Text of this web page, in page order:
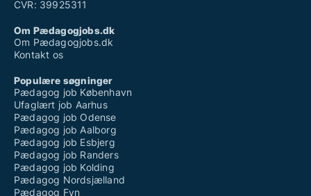
CVR: 39925311
Om Pædagogjobs.dk
Om Pædagogjobs.dk
Kontakt os
Populære søgninger
Pædagog job København
Ufaglært job Aarhus
Pædagog job Odense
Pædagog job Aalborg
Pædagog job Esbjerg
Pædagog job Randers
Pædagog job Kolding
Pædagog Nordsjælland
Pædagog Fyn